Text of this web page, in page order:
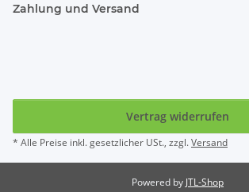
Zahlung und Versand
Vertrag widerrufen
* Alle Preise inkl. gesetzlicher USt., zzgl.Versand
Powered by JTL-Shop